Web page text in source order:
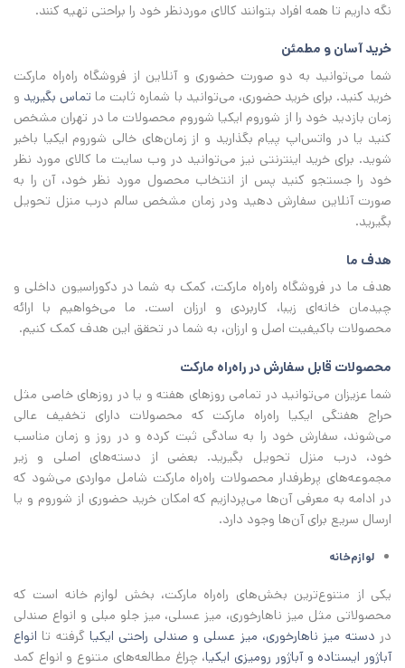
نگه داریم تا همه افراد بتوانند کالای موردنظر خود را براحتی تهیه کنند.
خرید آسان و مطمئن
شما می‌توانید به دو صورت حضوری و آنلاین از فروشگاه راه‌راه مارکت
خرید کنید. برای خرید حضوری، می‌توانید با شماره ثابت ما تماس بگیرید و
زمان بازدید خود را از شوروم ایکیا شوروم محصولات ما در تهران مشخص
کنید یا در واتس‌اپ پیام بگذارید و از زمان‌های خالی شوروم ایکیا باخبر
شوید. برای خرید اینترنتی نیز می‌توانید در وب سایت ما کالای مورد نظر
خود را جستجو کنید پس از انتخاب محصول مورد نظر خود، آن را به
صورت آنلاین سفارش دهید ودر زمان مشخص سالم درب منزل تحویل
بگیرید.
هدف ما
هدف ما در فروشگاه راه‌راه مارکت، کمک به شما در دکوراسیون داخلی و
چیدمان خانه‌ای زیبا، کاربردی و ارزان است. ما می‌خواهیم با ارائه
محصولات باکیفیت اصل و ارزان، به شما در تحقق این هدف کمک کنیم.
محصولات قابل سفارش در راه‌راه مارکت
شما عزیزان می‌توانید در تمامی روزهای هفته و یا در روزهای خاصی مثل
حراج هفتگی ایکیا راه‌راه مارکت که محصولات دارای تخفیف عالی
می‌شوند، سفارش خود را به سادگی ثبت کرده و در روز و زمان مناسب
خود، درب منزل تحویل بگیرید. بعضی از دسته‌های اصلی و زیر
مجموعه‌های پرطرفدار محصولات راه‌راه مارکت شامل مواردی می‌شود که
در ادامه به معرفی آن‌ها می‌پردازیم که امکان خرید حضوری از شوروم و یا
ارسال سریع برای آن‌ها وجود دارد.
لوازم‌خانه
یکی از متنوع‌ترین بخش‌های راه‌راه مارکت، بخش لوازم خانه است که
محصولاتی مثل میز ناهارخوری، میز عسلی، میز جلو مبلی و انواع صندلی
در دسته میز ناهارخوری، میز عسلی و صندلی راحتی ایکیا گرفته تا انواع
آباژور ایستاده و آباژور رومیزی ایکیا، چراغ مطالعه‌های متنوع و انواع کمد